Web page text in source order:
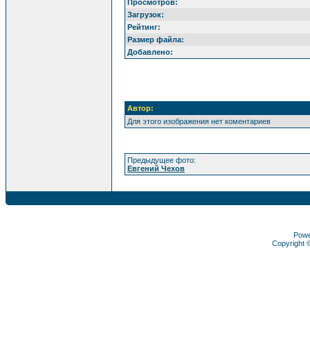
Просмотров:
Загрузок:
Рейтинг:
Размер файла:
Добавлено:
Автор:
Для этого изображения нет коментариев
Предыдущее фото:
Евгений Чехов
Copyright